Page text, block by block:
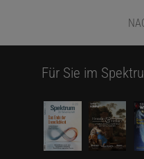
Für Sie im